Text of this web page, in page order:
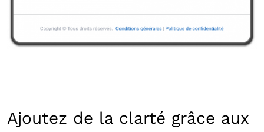
Ajoutez de la clarté grâce aux